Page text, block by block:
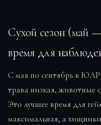
Сухой сезон (май
время для
С мая по сентябрь в
трава низкая, животные
Это лучшее время для
максимальная, а